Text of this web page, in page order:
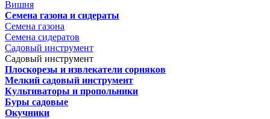
Вишня
Семена газона и сидераты
Семена газона
Семена сидератов
Садовый инструмент
Садовый инструмент
Плоскорезы и извлекатели сорняков
Мелкий садовый инструмент
Культиваторы и пропольники
Буры садовые
Окучники